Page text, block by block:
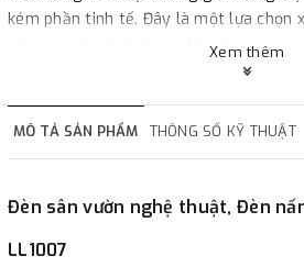
kém phần tinh tế. Đây là một lựa chọn
sân vườn, hồ bơi, phòng khách,... của
Model: LC-LL1007
Material: High-quality Q235 steel
Size: 300*300*H500mm
Voltage: DC24V / AC100-240V
Xem thêm
MÔ TẢ SẢN PHẨM THÔNG SỐ KỸ THUẬT
Đèn sân vườn nghệ thuật, Đèn
LL1007